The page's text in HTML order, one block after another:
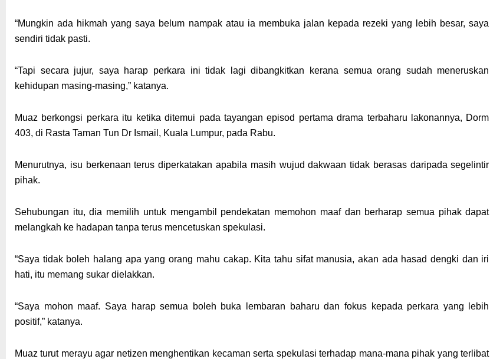
“Mungkin ada hikmah yang saya belum nampak atau ia membuka jalan kepada rezeki yang lebih besar, saya
sendiri tidak pasti.
“Tapi secara jujur, saya harap perkara ini tidak lagi dibangkitkan kerana semua orang sudah meneruskan
kehidupan masing-masing,” katanya.
Muaz berkongsi perkara itu ketika ditemui pada tayangan episod pertama drama terbaharu lakonannya, Dorm
403, di Rasta Taman Tun Dr Ismail, Kuala Lumpur, pada Rabu.
Menurutnya, isu berkenaan terus diperkatakan apabila masih wujud dakwaan tidak berasas daripada segelintir
pihak.
Sehubungan itu, dia memilih untuk mengambil pendekatan memohon maaf dan berharap semua pihak dapat
melangkah ke hadapan tanpa terus mencetuskan spekulasi.
“Saya tidak boleh halang apa yang orang mahu cakap. Kita tahu sifat manusia, akan ada hasad dengki dan iri
hati, itu memang sukar dielakkan.
“Saya mohon maaf. Saya harap semua boleh buka lembaran baharu dan fokus kepada perkara yang lebih
positif,” katanya.
Muaz turut merayu agar netizen menghentikan kecaman serta spekulasi terhadap mana-mana pihak yang terlibat